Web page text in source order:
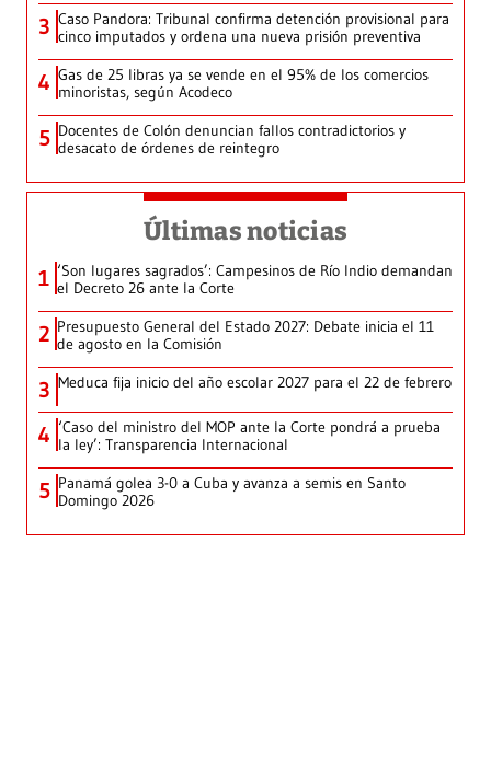
3 Caso Pandora: Tribunal confirma detención provisional para
cinco imputados y ordena una nueva prisión preventiva
4 Gas de 25 libras ya se vende en el 95% de los comercios
minoristas, según Acodeco
5 Docentes de Colón denuncian fallos contradictorios y
desacato de órdenes de reintegro
Últimas noticias
1 ‘Son lugares sagrados’: Campesinos de Río Indio demandan
el Decreto 26 ante la Corte
2 Presupuesto General del Estado 2027: Debate inicia el 11
de agosto en la Comisión
3 Meduca fija inicio del año escolar 2027 para el 22 de febrero
4 ‘Caso del ministro del MOP ante la Corte pondrá a prueba
la ley’: Transparencia Internacional
5 Panamá golea 3-0 a Cuba y avanza a semis en Santo
Domingo 2026